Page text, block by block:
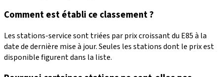
Comment est établi ce classement ?
Les stations-service sont triées par prix croissant du E85 à la
date de dernière mise à jour. Seules les stations dont le prix est
disponible figurent dans la liste.